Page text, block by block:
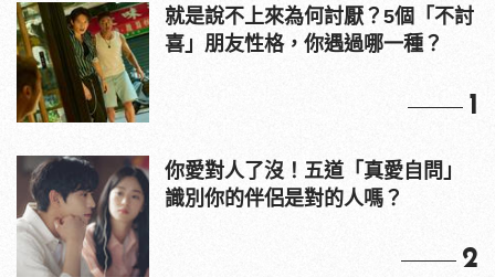
就是說不上來為何討厭？5個「不討
喜」朋友性格，你遇過哪一種？
1
你愛對人了沒！五道「真愛自問」
識別你的伴侶是對的人嗎？
2